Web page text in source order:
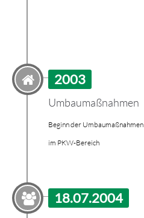
2003
Umbau­maßnahmen
Beginn der Umbaumaßnahmen
im PKW-Bereich
18.07.2004